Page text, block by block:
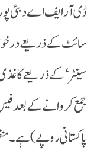
ڈی آر ایف اے دبئی
سائٹ کے ذریعے
سینٹر‘ کے ذریعے
پاکستانی روپے) ہے۔